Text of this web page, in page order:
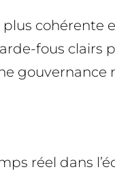
cohérente
fous clairs
gouvernance
réel dans